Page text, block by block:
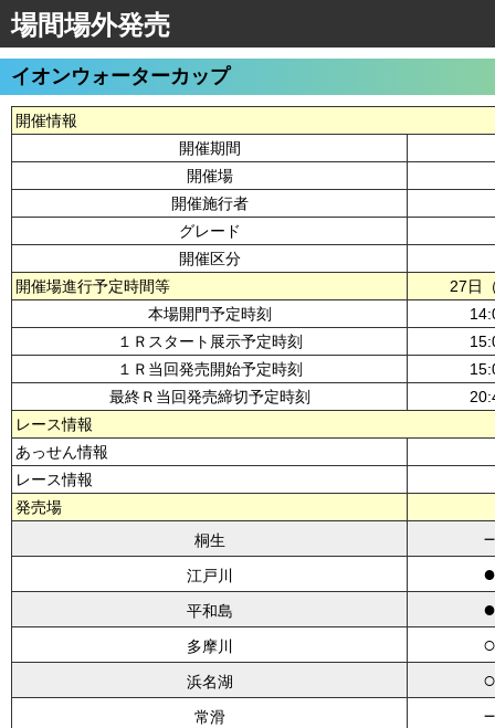
場間場外発売
イオンウォーターカップ
開催情報
開催期間
開催場
開催施行者
グレード
開催区分
開催場進行予定時間等
27日
本場開門予定時刻
１Ｒスタート展示予定時刻
１Ｒ当回発売開始予定時刻
最終Ｒ当回発売締切予定時刻
レース情報
あっせん情報
レース情報
発売場
桐生
江戸川 ●
平和島 ●
多摩川 ○
浜名湖 ○
常滑